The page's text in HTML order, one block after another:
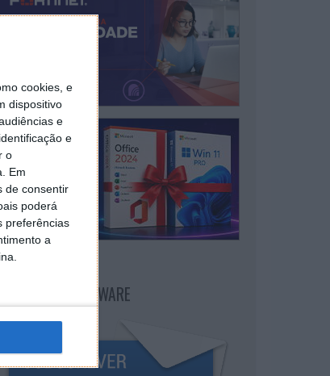
cookies, e
dispositivo
e
e
o
Em
de consentir
poderá
preferências
a
NEWSLETTER PPLWARE